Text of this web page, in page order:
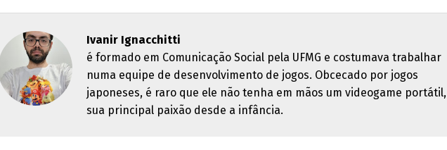
Ivanir Ignacchitti
é formado em Comunicação Social pela UFMG e costumava trabalhar
numa equipe de desenvolvimento de jogos. Obcecado por jogos
japoneses, é raro que ele não tenha em mãos um videogame portátil,
sua principal paixão desde a infância.